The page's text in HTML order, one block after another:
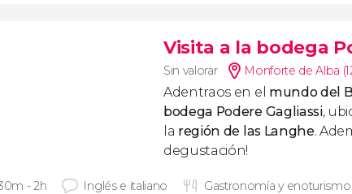
Visita a la bodega
Sin valorar Monforte de Alba
Adentraos en el mundo del
bodega Podere Gagliassi,
la región de las Langhe.
degustación!
- 2h Inglés e italiano Gastronomía y enoturismo